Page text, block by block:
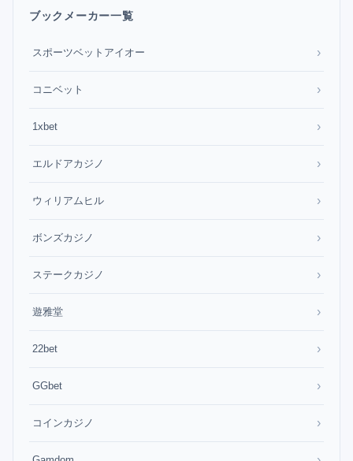
ブックメーカー一覧
スポーツベットアイオー ›
コニベット ›
1xbet ›
エルドアカジノ ›
ウィリアムヒル ›
ボンズカジノ ›
ステークカジノ ›
遊雅堂 ›
22bet ›
GGbet ›
コインカジノ ›